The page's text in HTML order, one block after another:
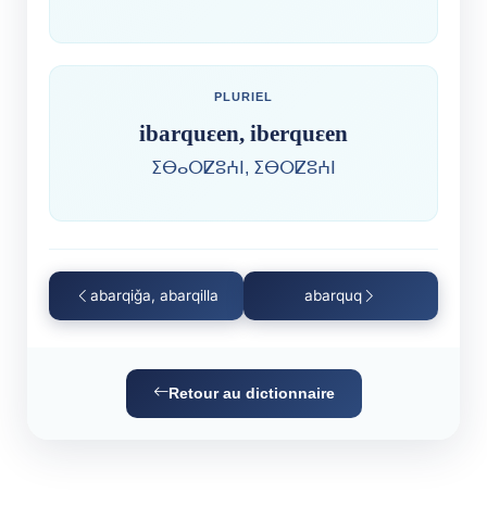
PLURIEL
ibarquɛen, iberquɛen
ⵉⴱⴰⵔⵇⵓⵄⵏ, ⵉⴱⵔⵇⵓⵄⵏ
abarqiǧa, abarqilla abarquq
Retour au dictionnaire